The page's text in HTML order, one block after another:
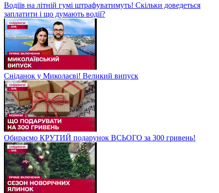
Водіїв на літній гумі штрафуватимуть! Скільки доведеться
заплатити і що думають водії?
Сніданок у Миколаєві! Великий випуск
Обираємо КРУТИЙ подарунок ВСЬОГО за 300 гривень!